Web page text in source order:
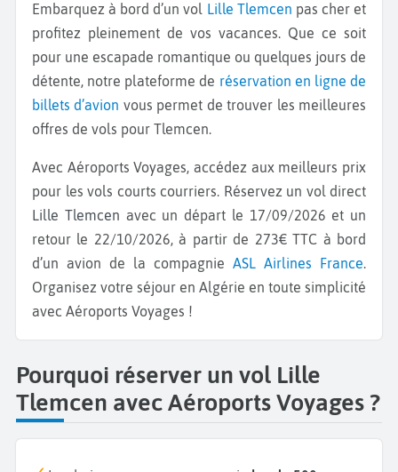
Embarquez à bord d’un vol Lille Tlemcen pas cher et
profitez pleinement de vos vacances. Que ce soit
pour une escapade romantique ou quelques jours de
détente, notre plateforme de réservation en ligne de
billets d’avion vous permet de trouver les meilleures
offres de vols pour Tlemcen.
Avec Aéroports Voyages, accédez aux meilleurs prix
pour les vols courts courriers. Réservez un vol direct
Lille Tlemcen avec un départ le 17/09/2026 et un
retour le 22/10/2026, à partir de 273€ TTC à bord
d’un avion de la compagnie ASL Airlines France.
Organisez votre séjour en Algérie en toute simplicité
avec Aéroports Voyages !
Pourquoi réserver un vol Lille
Tlemcen avec Aéroports Voyages ?